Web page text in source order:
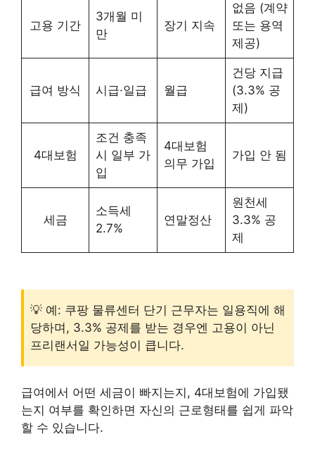
고용 기간
3개월 미
만
장기 지속
없음 (계약
또는 용역
제공)
급여 방식 시급·일급 월급
건당 지급
(3.3% 공
제)
4대보험
조건 충족
시 일부 가
입
4대보험
의무 가입
가입 안 됨
세금
소득세
2.7%
연말정산
원천세
3.3% 공
제
💡 예: 쿠팡 물류센터 단기 근무자는 일용직에 해
당하며, 3.3% 공제를 받는 경우엔 고용이 아닌
프리랜서일 가능성이 큽니다.
급여에서 어떤 세금이 빠지는지, 4대보험에 가입됐
는지 여부를 확인하면 자신의 근로형태를 쉽게 파악
할 수 있습니다.